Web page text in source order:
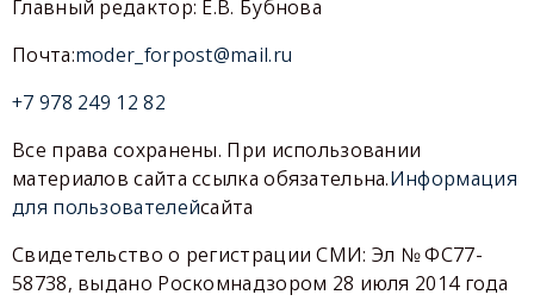
Главный редактор: Е.В. Бубнова
Почта:moder_forpost@mail.ru
+7 978 249 12 82
Все права сохранены. При использовании
материалов сайта ссылка обязательна.Информация
для пользователейсайта
Свидетельство о регистрации СМИ: Эл № ФС77-
58738, выдано Роскомнадзором 28 июля 2014 года